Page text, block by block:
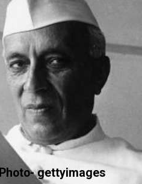
Photo- gettyimages